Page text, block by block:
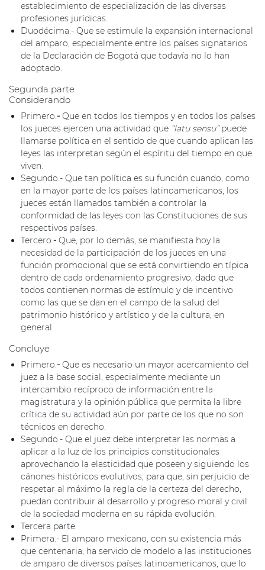
establecimiento de especialización de las diversas
profesiones jurídicas.
Duodécima.- Que se estimule la expansión internacional
del amparo, especialmente entre los países signatarios
de la Declaración de Bogotá que todavía no lo han
adoptado.
Segunda parte
Considerando
Primero.- Que en todos los tiempos y en todos los países
los jueces ejercen una actividad que “latu sensu”puede
llamarse política en el sentido de que cuando aplican las
leyes las interpretan según el espíritu del tiempo en que
viven.
Segundo.- Que tan política es su función cuando, como
en la mayor parte de los países latinoamericanos, los
jueces están llamados también a controlar la
conformidad de las leyes con las Constituciones de sus
respectivos países.
Tercero.- Que, por lo demás, se manifiesta hoy la
necesidad de la participación de los jueces en una
función promocional que se está convirtiendo en típica
dentro de cada ordenamiento progresivo, dado que
todos contienen normas de estímulo y de incentivo
como las que se dan en el campo de la salud del
patrimonio histórico y artístico y de la cultura, en
general.
Concluye
Primero.- Que es necesario un mayor acercamiento del
juez a la base social, especialmente mediante un
intercambio recíproco de información entre la
magistratura y la opinión pública que permita la libre
crítica de su actividad aún por parte de los que no son
técnicos en derecho.
Segundo.- Que el juez debe interpretar las normas a
aplicar a la luz de los principios constitucionales
aprovechando la elasticidad que poseen y siguiendo los
cánones históricos evolutivos, para que, sin perjuicio de
respetar al máximo la regla de la certeza del derecho,
puedan contribuir al desarrollo y progreso moral y civil
de la sociedad moderna en su rápida evolución.
Tercera parte
Primera.- El amparo mexicano, con su existencia más
que centenaria, ha servido de modelo a las instituciones
de amparo de diversos países latinoamericanos, que lo